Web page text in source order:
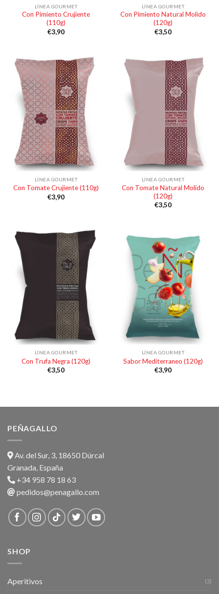
LÍNEA GOURMET
Con Pimiento Crujiente
(110g)
€3,90
LÍNEA GOURMET
Con Pimiento Natural Molido
(120g)
€3,50
LÍNEA GOURMET
Con Tomate Crujiente (110g)
€3,90
LÍNEA GOURMET
Con Tomate Natural Molido
(120g)
€3,50
LÍNEA GOURMET
Con Trufa Negra (120g)
€3,50
LÍNEA GOURMET
Sabor Mediterraneo (120g)
€3,90
PEÑAGALLO
Av. del Sur, 3, 18650 Dúrcal
Granada, España
+34 958 78 18 63
pedidos@penagallo.com
SHOP
Aperitivos (2)